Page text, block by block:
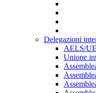
Delegazioni
AELS/UE
Unione